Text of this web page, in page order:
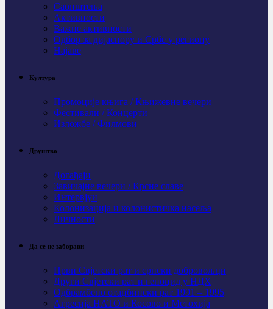
Саопштења
Активности
Важне активности
Одбор за дијаспору и Србе у региону
Најаве
Култура
Промоције књига / Књижевне вечери
Фестивали / Концерти
Изложбе / Филмови
Друштво
Догађаји
Завичајне вечери / Крсне славе
Интервјуи
Колонизација и колонистичка насеља
Личности
Да се не заборави
Први Свјeтски рат и српски добровољци
Други Свјетски рат и геноцид у НДХ
Одбрамбено отаџбински рат 1991 – 1995
Агресија НАТО и Косово и Метохија